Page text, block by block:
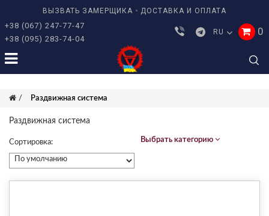
ВЫЗВАТЬ ЗАМЕРЩИКА ДОСТАВКА И ОПЛАТА
+38 (067) 247-77-47
+38 (095) 283-74-04
RU 0
Раздвижная система
Раздвижная система
Сортировка: Выбрать категорию